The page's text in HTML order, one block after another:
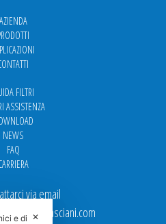
AZIENDA
FILTRI
ASSISTENZA
NEWS
FAQ
via email
✕
e di